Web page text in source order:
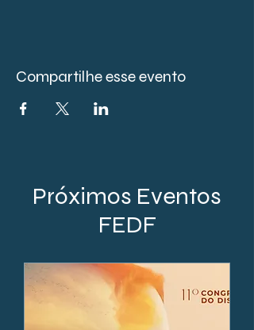
Compartilhe esse evento
Próximos Eventos
FEDF